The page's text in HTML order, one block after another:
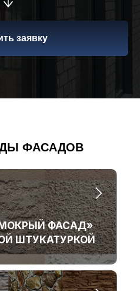
заявку
ФАСАДОВ
ФАСАД»
ШТУКАТУРКОЙ
согласие
данных и
решения
и субсидии